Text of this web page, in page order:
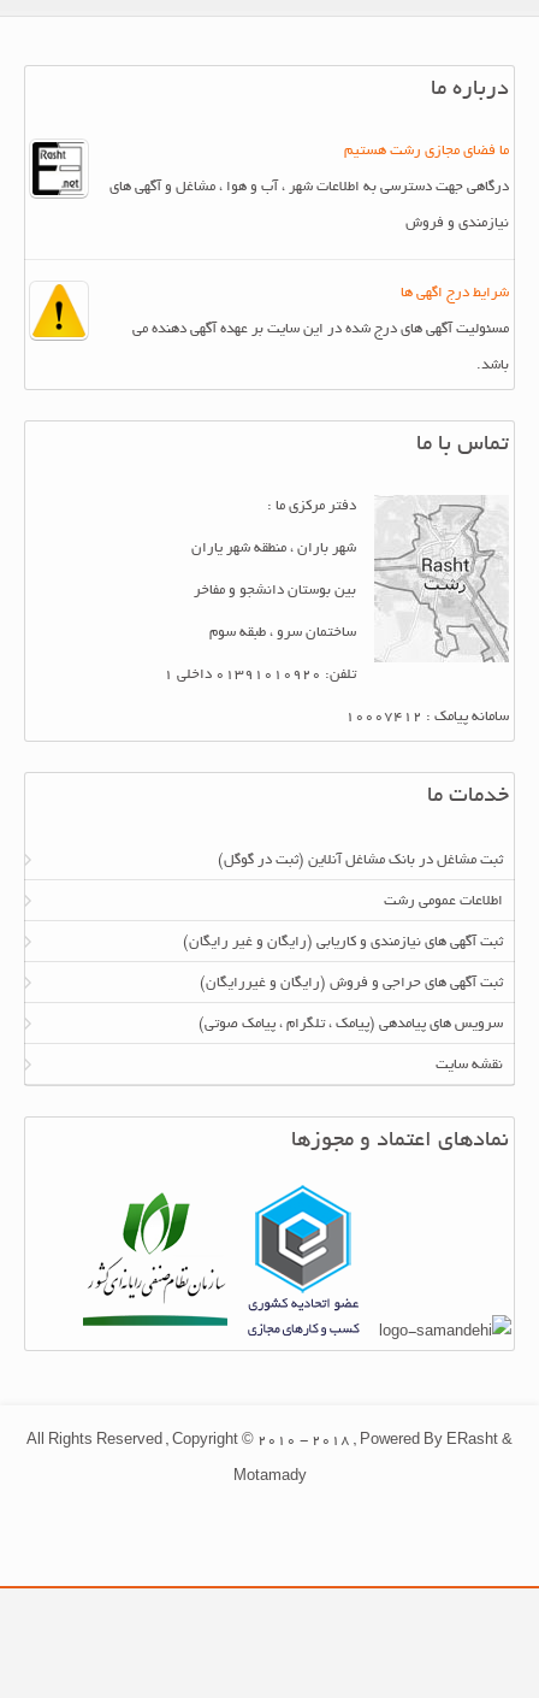
درباره ما
ما فضای مجازی رشت هستیم
درگاهی جهت دسترسی به اطلاعات شهر ، آب و هوا ، مشاغل و آگهی های
نیازمندی و فروش
شرایط درج اگهی ها
مسئولیت آگهی های درج شده در این سایت بر عهده آگهی دهنده می
باشد.
تماس با ما
دفتر مرکزی ما :
شهر باران ، منطقه شهر یاران
بین بوستان دانشجو و مفاخر
ساختمان سرو ، طبقه سوم
تلفن: 01391010920 داخلی 1
سامانه پیامک : 10007412
خدمات ما
ثبت مشاغل در بانک مشاغل آنلاین (ثبت در گوگل)
اطلاعات عمومی رشت
ثبت آگهی های نیازمندی و کاریابی (رایگان و غیر رایگان)
ثبت آگهی های حراجی و فروش (رایگان و غیررایگان)
سرویس های پیامدهی (پیامک ، تلگرام ، پیامک صوتی)
نقشه سایت
نمادهای اعتماد و مجوزها
All Rights Reserved , Copyright © 2010 - 2018 , Powered By ERasht &
Motamady